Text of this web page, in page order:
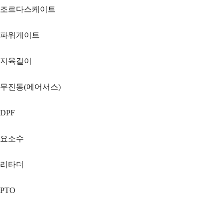
조르다스케이트
파워게이트
지육걸이
무진동(에어서스)
DPF
요소수
리타더
PTO